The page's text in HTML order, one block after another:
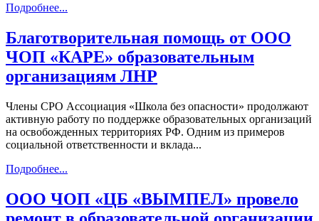
Подробнее...
Благотворительная помощь от ООО
ЧОП «КАРЕ» образовательным
организациям ЛНР
Члены СРО Ассоциация «Школа без опасности» продолжают
активную работу по поддержке образовательных организаций
на освобожденных территориях РФ. Одним из примеров
социальной ответственности и вклада...
Подробнее...
ООО ЧОП «ЦБ «ВЫМПЕЛ» провело